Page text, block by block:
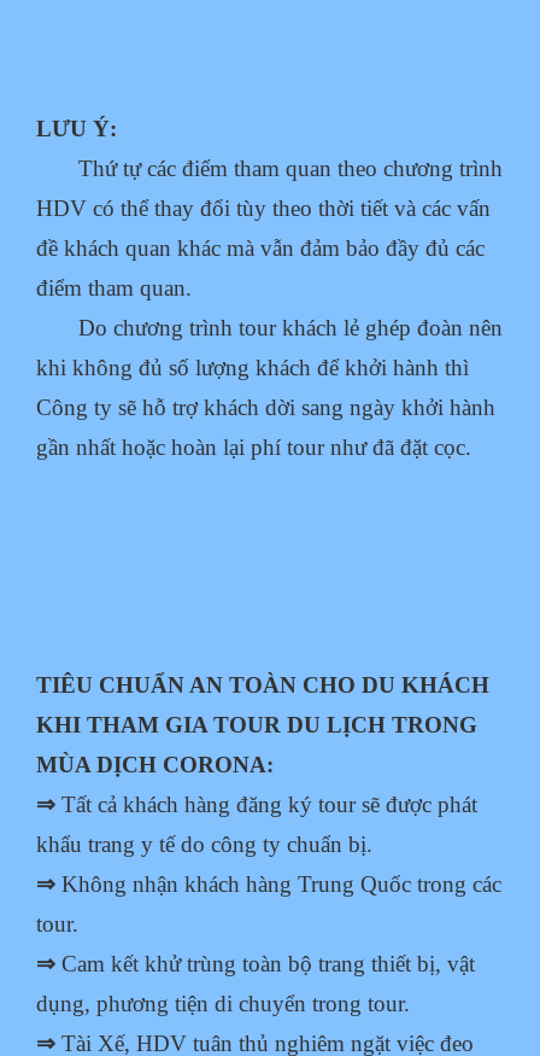
LƯU Ý:
Thứ tự các điểm tham quan theo chương trình
HDV có thể thay đổi tùy theo thời tiết và các vấn
đề khách quan khác mà vẫn đảm bảo đầy đủ các
điểm tham quan.
Do chương trình tour khách lẻ ghép đoàn nên
khi không đủ số lượng khách để khởi hành thì
Công ty sẽ hỗ trợ khách dời sang ngày khởi hành
gần nhất hoặc hoàn lại phí tour như đã đặt cọc.
TIÊU CHUẨN AN TOÀN CHO DU KHÁCH
KHI THAM GIA TOUR DU LỊCH TRONG
MÙA DỊCH CORONA:
⇒ Tất cả khách hàng đăng ký tour sẽ được phát
khẩu trang y tế do công ty chuẩn bị.
⇒ Không nhận khách hàng Trung Quốc trong các
tour.
⇒ Cam kết khử trùng toàn bộ trang thiết bị, vật
dụng, phương tiện di chuyển trong tour.
⇒ Tài Xế, HDV tuân thủ nghiêm ngặt việc đeo